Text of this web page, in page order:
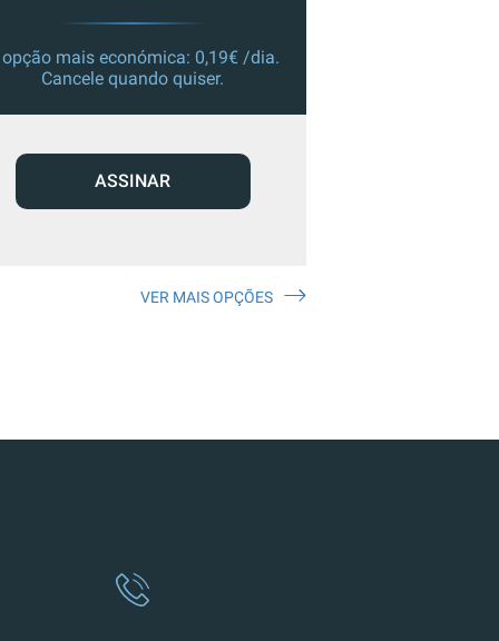
mais económica: 0,19€ /dia.
Cancele quando quiser.
ASSINAR
VER MAIS OPÇÕES